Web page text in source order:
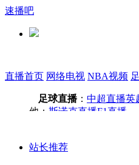
速播吧
直播首页 网络电视 NBA视频
足球直播： 中超直播英
他： 斯诺克直播F1直播
站长推荐